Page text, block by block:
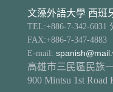
文藻外語大學 西班
TEL:+886-7-342-6031
FAX:+886-7-347-4883
E-mail:
高雄市三民區民族
900 Mintsu 1st Road